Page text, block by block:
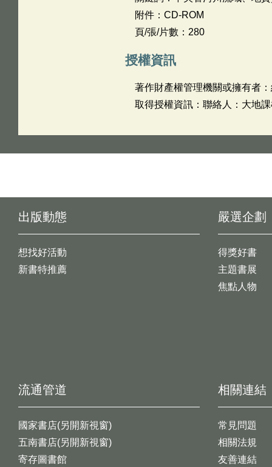
附件：CD-ROM
頁/張/片數：280
授權資訊
著作財產權管理機關或擁有者
取得授權資訊：聯絡人：大地
出版動態
想找好活動
新書特推薦
嚴選企劃
得獎好書
主題書展
焦點人物
流通管道
國家書店(另開新視窗)
五南書店(另開新視窗)
寄存圖書館
相關連結
常見問題
相關法規
友善連結